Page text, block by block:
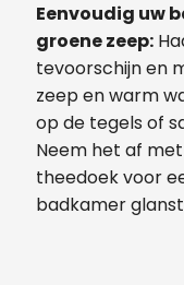
Eenvoudig uw
groene zeep:
tevoorschijn en
zeep en warm
op de tegels of
Neem het af
theedoek voor
badkamer